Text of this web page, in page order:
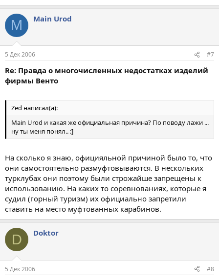
M Main Urod
5 Дек 2006 #7
Re: Правда о многочисленных недостатках изделий
фирмы Венто
Zed написал(а):
Main Urod и какая же официальная причина? По поводу лажи ...
ну ты меня понял.. :]
На сколько я знаю, официяльной причиной было то, что
они самостоятельно размуфтовываются. В нескольких
турклубах они поэтому были строжайше запрещены к
использованию. На каких то соревнованиях, которые я
судил (горный туризм) их официально запретили
ставить на место муфтованных карабинов.
D Doktor
5 Дек 2006 #8